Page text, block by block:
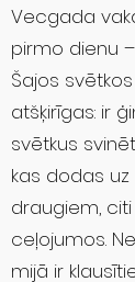
Vecgada
pirmo dienu
Šajos
atšķirīgas: ir
svētkus
kas dodas
draugiem,
ceļojumos.
mijā ir